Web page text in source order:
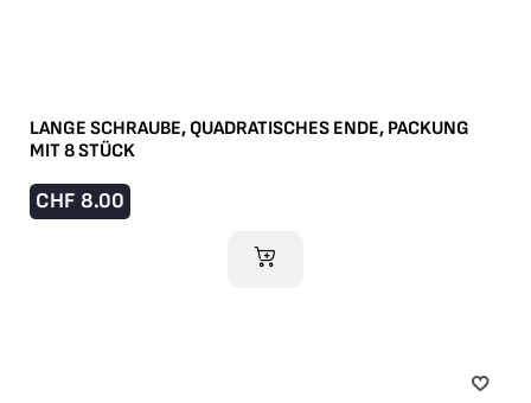
LANGE SCHRAUBE, QUADRATISCHES ENDE, PACKUNG
MIT 8 STÜCK
CHF 8.00
IM WARENKORB